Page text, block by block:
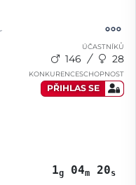
ÚČASTNÍKŮ
146 28
KONKURENCESCHOPNOST
PŘIHLAS SE
1g 04m 20s